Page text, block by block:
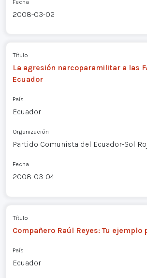
Fecha
2008-03-02
Título
La agresión narcoparamilitar a las
Ecuador
País
Ecuador
Organización
Partido Comunista del Ecuador-Sol
Fecha
2008-03-04
Título
Compañero Raúl Reyes: Tu ejemplo
País
Ecuador